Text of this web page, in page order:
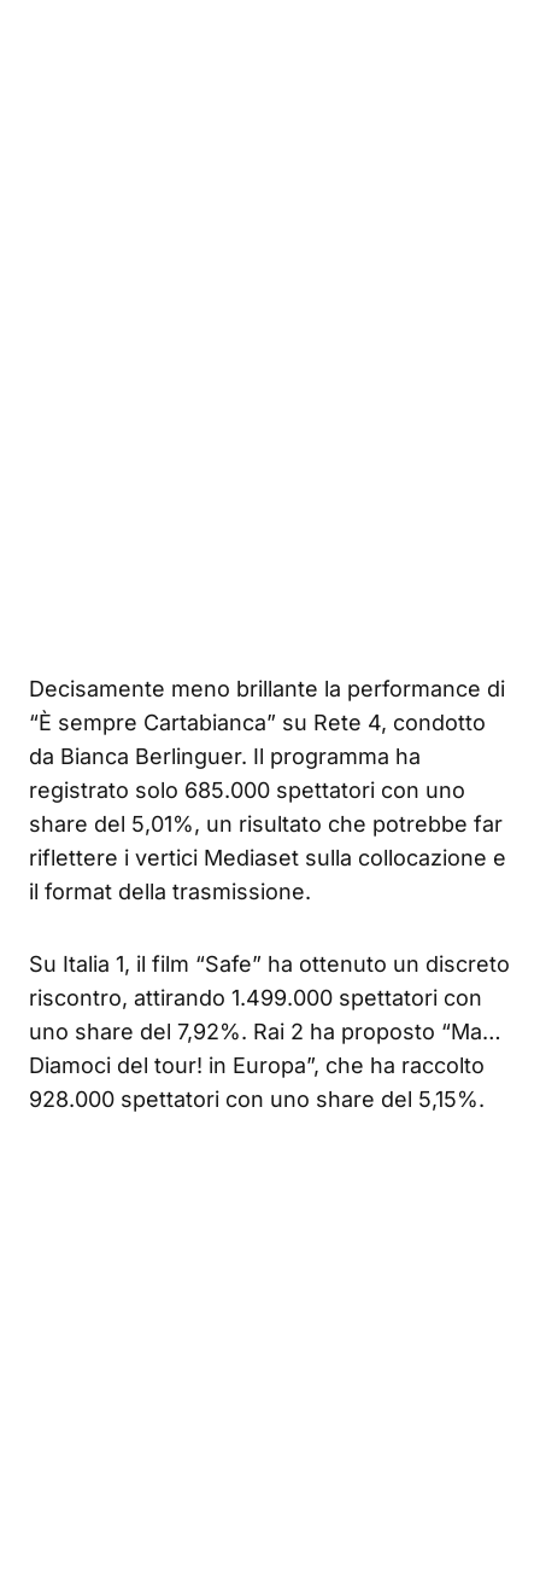
Decisamente meno brillante la performance di
“È sempre Cartabianca” su Rete 4, condotto
da Bianca Berlinguer. Il programma ha
registrato solo 685.000 spettatori con uno
share del 5,01%, un risultato che potrebbe far
riflettere i vertici Mediaset sulla collocazione e
il format della trasmissione.
Su Italia 1, il film “Safe” ha ottenuto un discreto
riscontro, attirando 1.499.000 spettatori con
uno share del 7,92%. Rai 2 ha proposto “Ma…
Diamoci del tour! in Europa”, che ha raccolto
928.000 spettatori con uno share del 5,15%.